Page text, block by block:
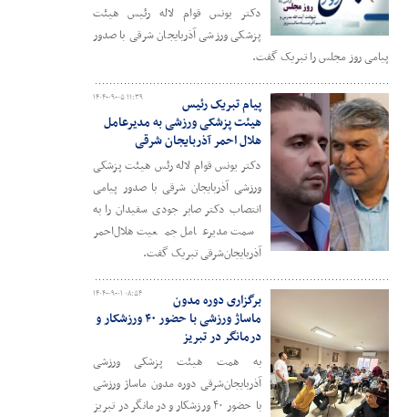
دکتر یونس قوام لاله رئیس هیئت
پزشکی ورزشی آذربایجان شرقی با صدور
پیامی روز مجلس را تبریک گفت.
۱۴۰۴-۰۹-۰۵ ۱۱:۳۹
پیام تبریک رئیس
هیئت پزشکی ورزشی به مدیرعامل
هلال احمر آذربایجان شرقی
دکتر یونس قوام لاله رئس هیئت پزشکی
ورزشی آذربایجان شرقی با صدور پیامی
انتصاب دکتر صابر جودی سفیدان را به
سمت مدیرعامل جمعیت هلال‌احمر
آذربایجان‌شرقی تبریک گفت.
۱۴۰۴-۰۹-۰۱ ۰۸:۵۴
برگزاری دوره مدون
ماساژ ورزشی با حضور ۴۰ ورزشکار و
درمانگر در تبریز
به همت هیئت پزشکی ورزشی
آذربایجان‌شرقی دوره مدون ماساژ ورزشی
با حضور ۴۰ ورزشکار و درمانگر در تبریز